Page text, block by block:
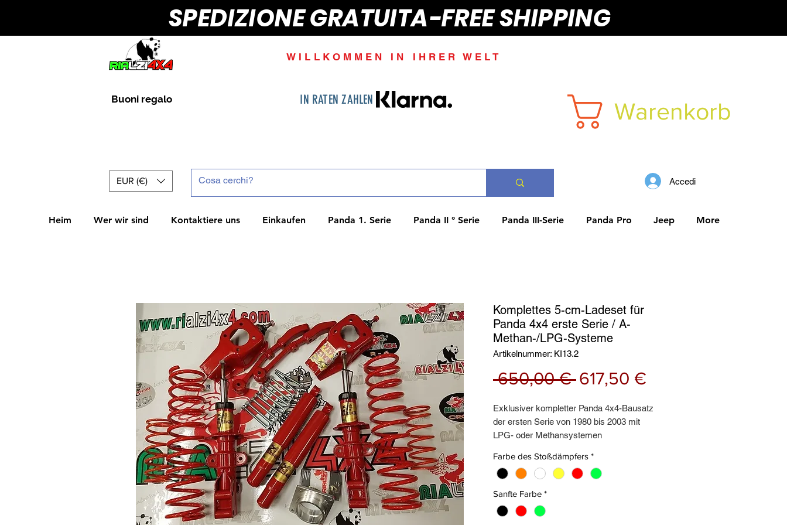
SPEDIZIONE GRATUITA-FREE SHIPPING
Buoni regalo
WILLKOMMEN IN IHRER WELT
IN RATEN ZAHLEN Warenkorb
EUR (€) Accedi
Heim Wer wir sind Kontaktiere uns Einkaufen Panda 1. Serie Panda II ° Serie Panda III-Serie Panda Pro Jeep More
Komplettes 5-cm-Ladeset für
Panda 4x4 erste Serie / A-
Methan-/LPG-Systeme
Artikelnummer: KI13.2
650,00 € Standardpreis
617,50 €
Exklusiver kompletter Panda 4x4-Bausatz
der ersten Serie von 1980 bis 2003 mit
LPG- oder Methansystemen
Stoßdämpfer vorne,
Verstärkte hintere Stoßdämpfer,
Spezifische hintere Federn,
Vordere Federn +5,
Farbe des Stoßdämpfers *
Sanfte Farbe *